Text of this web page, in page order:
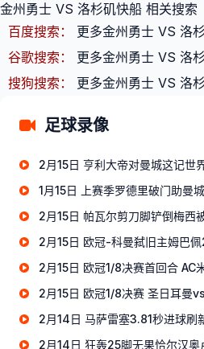
金州勇士 VS 洛杉矶快船 相关搜索
百度搜索：
更多金州勇士 VS 洛
谷歌搜索：
更多金州勇士 VS 洛
搜狗搜索：
更多金州勇士 VS 洛
足球录像
2月15日 亨利大帝对曼城这记世
1月15日 上赛季罗德里破门助曼
2月15日 帕瓦尔剪刀脚铲倒梅西
2月15日 欧冠-科曼弑旧主姆巴
2月15日 欧冠1/8决赛首回合 AC
2月15日 欧冠1/8决赛 圣日耳曼
2月14日 马萨雷塞3.81秒进球刷
2月14日 狂轰25脚无果恰尔汉奥